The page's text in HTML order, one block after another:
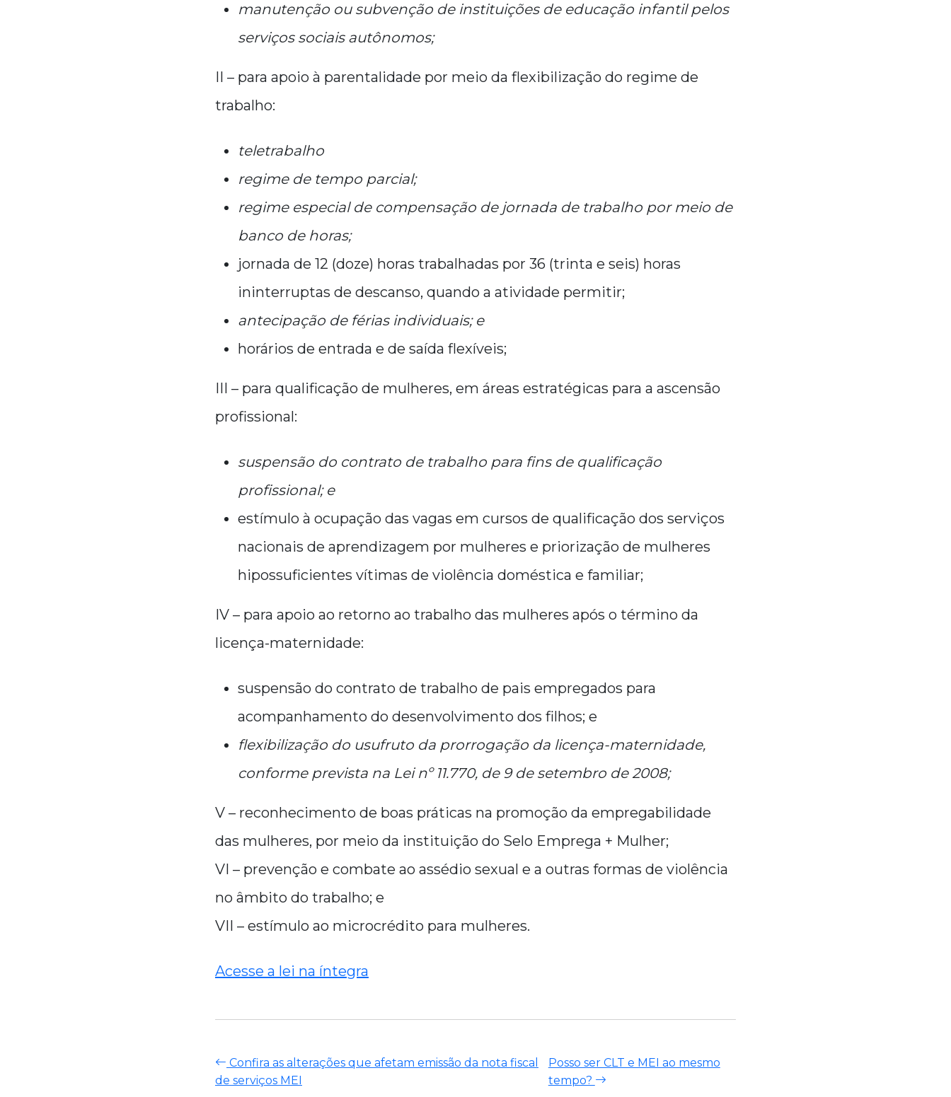
manutenção ou subvenção de instituições de educação infantil pelos
serviços sociais autônomos;
II – para apoio à parentalidade por meio da flexibilização do regime de
trabalho:
teletrabalho
regime de tempo parcial;
regime especial de compensação de jornada de trabalho por meio de
banco de horas;
jornada de 12 (doze) horas trabalhadas por 36 (trinta e seis) horas
ininterruptas de descanso, quando a atividade permitir;
antecipação de férias individuais; e
horários de entrada e de saída flexíveis;
III – para qualificação de mulheres, em áreas estratégicas para a ascensão
profissional:
suspensão do contrato de trabalho para fins de qualificação
profissional; e
estímulo à ocupação das vagas em cursos de qualificação dos serviços
nacionais de aprendizagem por mulheres e priorização de mulheres
hipossuficientes vítimas de violência doméstica e familiar;
IV – para apoio ao retorno ao trabalho das mulheres após o término da
licença-maternidade:
suspensão do contrato de trabalho de pais empregados para
acompanhamento do desenvolvimento dos filhos; e
flexibilização do usufruto da prorrogação da licença-maternidade,
conforme prevista na Lei nº 11.770, de 9 de setembro de 2008;
V – reconhecimento de boas práticas na promoção da empregabilidade
das mulheres, por meio da instituição do Selo Emprega + Mulher;
VI – prevenção e combate ao assédio sexual e a outras formas de violência
no âmbito do trabalho; e
VII – estímulo ao microcrédito para mulheres.
Acesse a lei na íntegra
Confira as alterações que afetam emissão da nota fiscal
de serviços MEI
Posso ser CLT e MEI ao mesmo
tempo?